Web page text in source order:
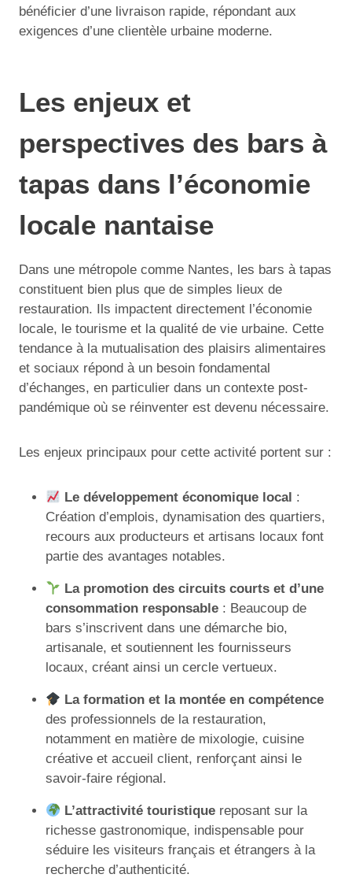
bénéficier d’une livraison rapide, répondant aux
exigences d’une clientèle urbaine moderne.
Les enjeux et
perspectives des bars à
tapas dans l’économie
locale nantaise
Dans une métropole comme Nantes, les bars à tapas
constituent bien plus que de simples lieux de
restauration. Ils impactent directement l’économie
locale, le tourisme et la qualité de vie urbaine. Cette
tendance à la mutualisation des plaisirs alimentaires
et sociaux répond à un besoin fondamental
d’échanges, en particulier dans un contexte post-
pandémique où se réinventer est devenu nécessaire.
Les enjeux principaux pour cette activité portent sur :
Le développement économique local :
Création d’emplois, dynamisation des quartiers,
recours aux producteurs et artisans locaux font
partie des avantages notables.
La promotion des circuits courts et d’une
consommation responsable : Beaucoup de
bars s’inscrivent dans une démarche bio,
artisanale, et soutiennent les fournisseurs
locaux, créant ainsi un cercle vertueux.
La formation et la montée en compétence
des professionnels de la restauration,
notamment en matière de mixologie, cuisine
créative et accueil client, renforçant ainsi le
savoir-faire régional.
L’attractivité touristique reposant sur la
richesse gastronomique, indispensable pour
séduire les visiteurs français et étrangers à la
recherche d’authenticité.